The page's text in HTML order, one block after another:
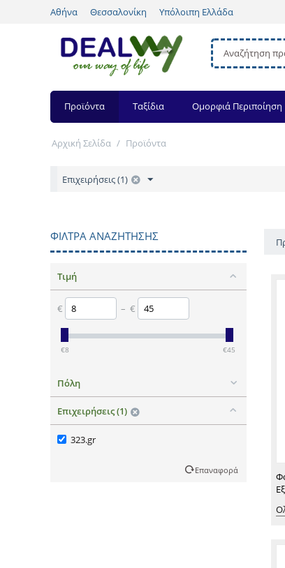
Αθήνα Θεσσαλονίκη Υπόλοιπη Ελλάδα
Προϊόντα Ταξίδια Ομορφιά Περιποίηση
Αρχική Σελίδα / Προϊόντα
Επιχειρήσεις (1)
ΦΊΛΤΡΑ ΑΝΑΖΉΤΗΣΗΣ
Τιμή
€ – €
€8 €45
Πόλη
Επιχειρήσεις (1)
323.gr
Επαναφορά